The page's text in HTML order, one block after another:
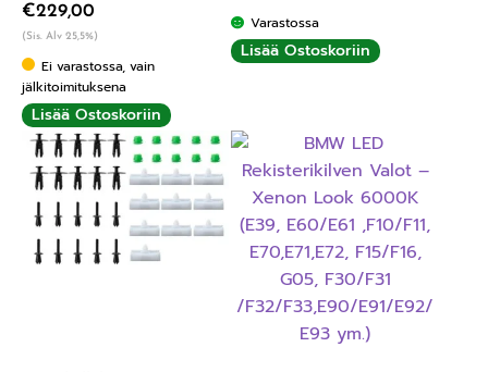
€229,00
(Sis. Alv 25,5%)
Ei varastossa, vain
jälkitoimituksena
Lisää Ostoskoriin
Varastossa
Lisää Ostoskoriin